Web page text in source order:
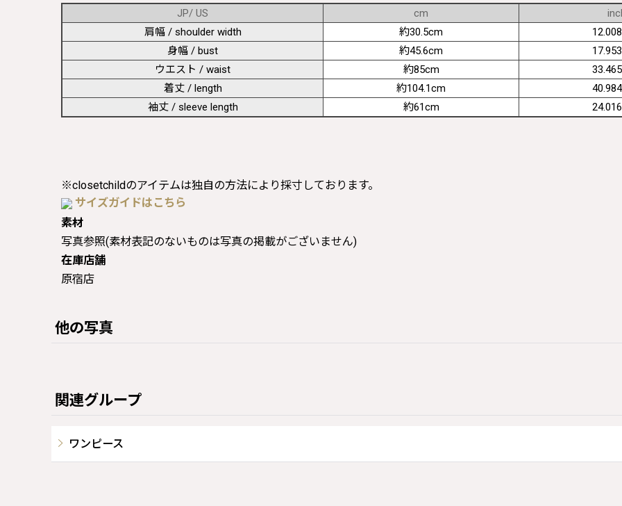
JP/ US cm
肩幅 / shoulder width
約30.5cm
身幅 / bust
約45.6cm
ウエスト / waist
約85cm
着丈 / length
約104.1cm
袖丈 / sleeve length
約61cm
※closetchildのアイテムは独自の方法により採寸しております。
サイズガイドはこちら
素材
写真参照(素材表記のないものは写真の掲載がございません)
在庫店舗
原宿店
他の写真
関連グループ
ワンピース